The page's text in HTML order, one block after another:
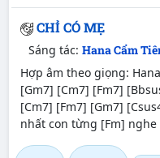
CHỈ CÓ MẸ
Sáng tác: Hana Cẩm
Hợp âm theo giọng:
[Gm7] [Cm7] [Fm7]
[Cm7] [Fm7] [Gm7]
nhất con từng [Fm]